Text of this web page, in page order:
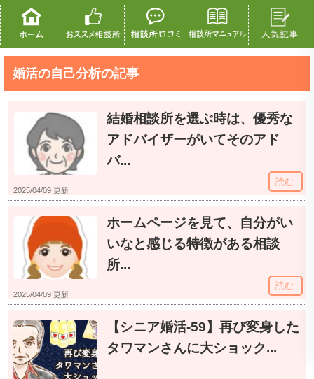
婚活の自己分析の記事
2025/04/09 更新
結婚相談所を選ぶ時は、優秀な
アドバイザーがいてそのアド
バ...
読む
2025/04/09 更新
ホームページを見て、自分がい
いなと感じる特徴がある相談
所...
読む
【シニア婚活-59】再び変身した
タワマンさんに大ショック...